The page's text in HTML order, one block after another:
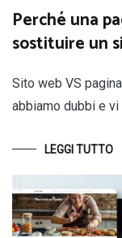
Perché una
sostituire un
Sito web VS
abbiamo dubbi e
LEGGI TUTTO